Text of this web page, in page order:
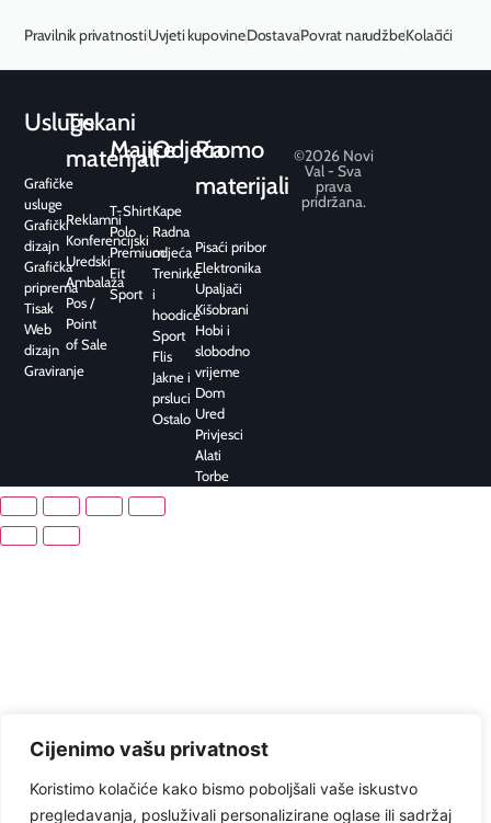
Cijenimo vašu privatnost
Koristimo kolačiće kako bismo poboljšali vaše iskustvo
pregledavanja, posluživali personalizirane oglase ili sadržaj
Pravilnik privatnostiUvjeti kupovineDostavaPovrat narudžbeKolačići
Usluge
Grafičke
usluge
Grafički
dizajn
Grafička
priprema
Tisak
Web
dizajn
Graviranje
Tiskani
materijali
Reklamni
Konferencijski
Uredski
Ambalaža
Pos /
Point
of Sale
Majice
T-Shirt
Polo
Premium
Fit
Sport
Odjeća
Kape
Radna
odjeća
Trenirke
i
hoodice
Sport
Flis
Jakne i
prsluci
Ostalo
Promo
materijali
Pisaći pribor
Elektronika
Upaljači
Kišobrani
Hobi i
slobodno
vrijeme
Dom
Ured
Privjesci
Alati
Torbe
©2026 Novi
Val - Sva
prava
pridržana.